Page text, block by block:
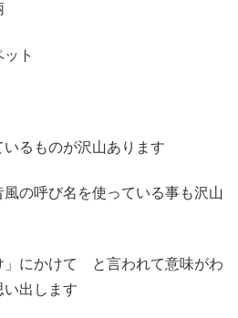
ト
るものが沢山あります
の呼び名を使っている事も沢山
」にかけて と言われて意味がわ
出します